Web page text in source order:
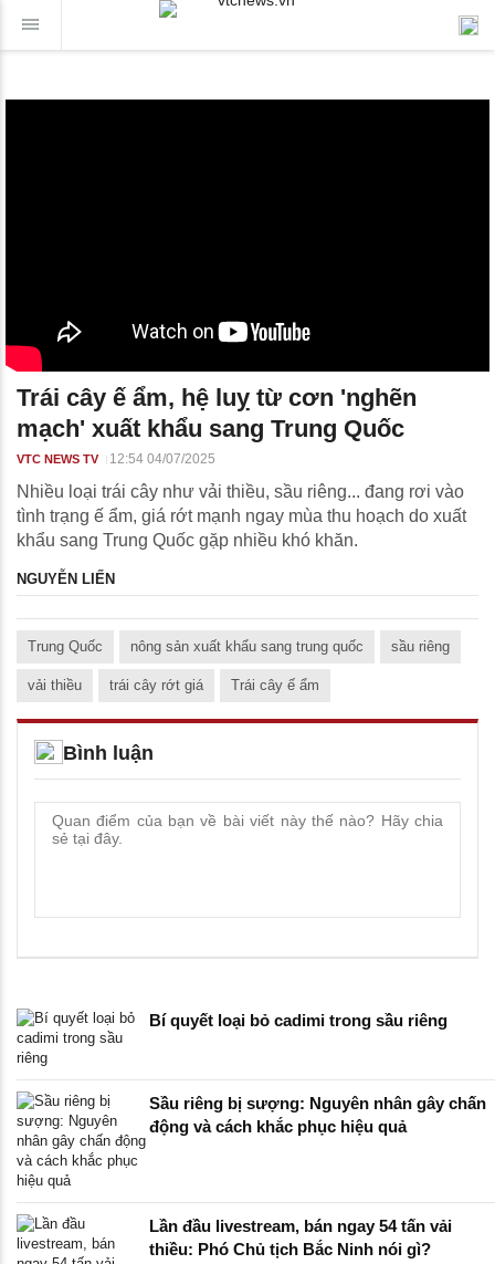
Trái cây ế ẩm, hệ luỵ từ cơn 'nghẽn
mạch' xuất khẩu sang Trung Quốc
VTC NEWS TV 12:54 04/07/2025
Nhiều loại trái cây như vải thiều, sầu riêng... đang rơi vào
tình trạng ế ẩm, giá rớt mạnh ngay mùa thu hoạch do xuất
khẩu sang Trung Quốc gặp nhiều khó khăn.
NGUYỄN LIẾN
Trung Quốc nông sản xuất khẩu sang trung quốc sầu riêng
vải thiều trái cây rớt giá Trái cây ế ẩm
Bình luận
Bí quyết loại bỏ cadimi trong sầu riêng
Sầu riêng bị sượng: Nguyên nhân gây chấn
động và cách khắc phục hiệu quả
Lần đầu livestream, bán ngay 54 tấn vải
thiều: Phó Chủ tịch Bắc Ninh nói gì?